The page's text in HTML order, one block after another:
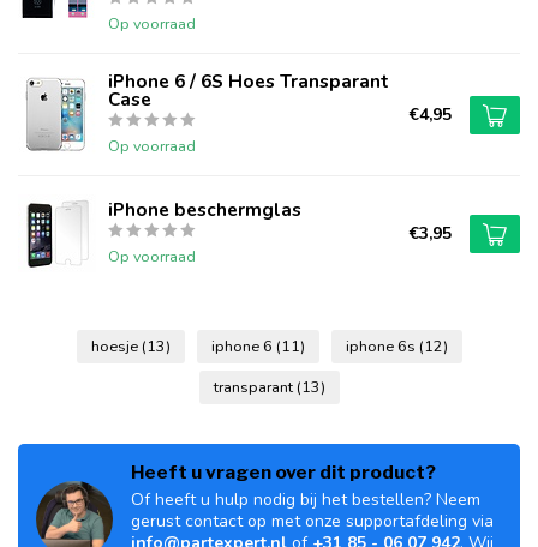
Op voorraad
iPhone 6 / 6S Hoes Transparant
Case
Op voorraad
€4,95
iPhone beschermglas
Op voorraad
€3,95
hoesje (13) iphone 6 (11) iphone 6s (12)
transparant (13)
Heeft u vragen over dit product?
Of heeft u hulp nodig bij het bestellen? Neem
gerust contact op met onze supportafdeling via